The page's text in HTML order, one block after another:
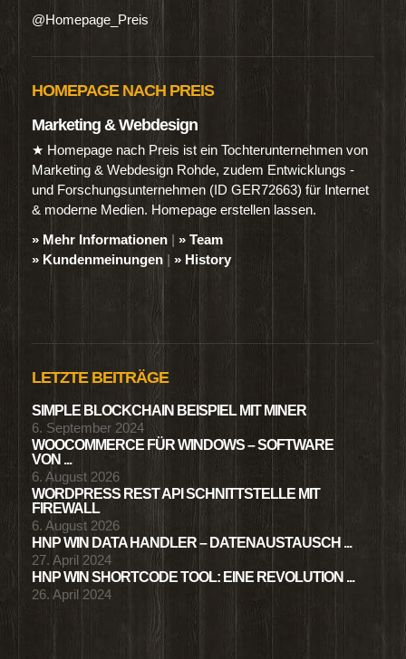
@Homepage_Preis
HOMEPAGE NACH PREIS
Marketing & Webdesign
★ Homepage nach Preis ist ein Tochterunternehmen von
Marketing & Webdesign Rohde, zudem Entwicklungs -
und Forschungsunternehmen (ID GER72663) für Internet
& moderne Medien. Homepage erstellen lassen.
» Mehr Informationen | » Team
» Kundenmeinungen | » History
LETZTE BEITRÄGE
SIMPLE BLOCKCHAIN BEISPIEL MIT MINER
6. September 2024
WOOCOMMERCE FÜR WINDOWS – SOFTWARE
VON ...
6. August 2026
WORDPRESS REST API SCHNITTSTELLE MIT
FIREWALL
6. August 2026
HNP WIN DATA HANDLER – DATENAUSTAUSCH ...
27. April 2024
HNP WIN SHORTCODE TOOL: EINE REVOLUTION ...
26. April 2024